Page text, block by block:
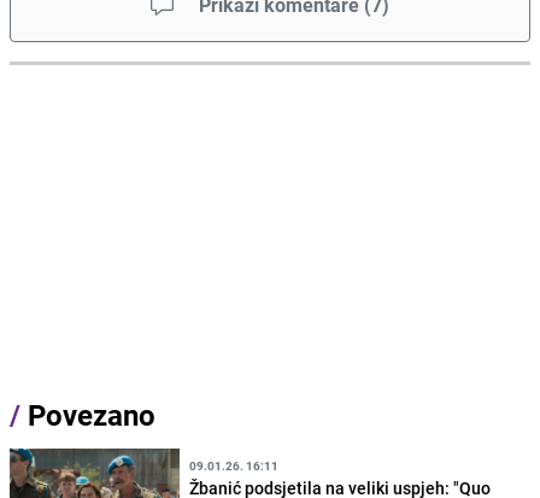
/ Povezano
09.01.26. 16:11
Žbanić podsjetila na veliki uspjeh: "Quo